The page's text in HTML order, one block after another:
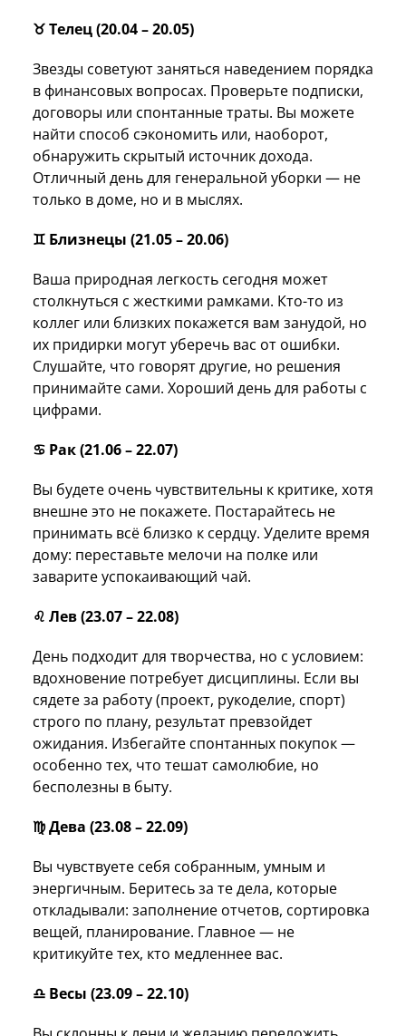
♉️ Телец (20.04 – 20.05)
Звезды советуют заняться наведением порядка
в финансовых вопросах. Проверьте подписки,
договоры или спонтанные траты. Вы можете
найти способ сэкономить или, наоборот,
обнаружить скрытый источник дохода.
Отличный день для генеральной уборки — не
только в доме, но и в мыслях.
♊️ Близнецы (21.05 – 20.06)
Ваша природная легкость сегодня может
столкнуться с жесткими рамками. Кто-то из
коллег или близких покажется вам занудой, но
их придирки могут уберечь вас от ошибки.
Слушайте, что говорят другие, но решения
принимайте сами. Хороший день для работы с
цифрами.
♋️ Рак (21.06 – 22.07)
Вы будете очень чувствительны к критике, хотя
внешне это не покажете. Постарайтесь не
принимать всё близко к сердцу. Уделите время
дому: переставьте мелочи на полке или
заварите успокаивающий чай.
♌️ Лев (23.07 – 22.08)
День подходит для творчества, но с условием:
вдохновение потребует дисциплины. Если вы
сядете за работу (проект, рукоделие, спорт)
строго по плану, результат превзойдет
ожидания. Избегайте спонтанных покупок —
особенно тех, что тешат самолюбие, но
бесполезны в быту.
♍️ Дева (23.08 – 22.09)
Вы чувствуете себя собранным, умным и
энергичным. Беритесь за те дела, которые
откладывали: заполнение отчетов, сортировка
вещей, планирование. Главное — не
критикуйте тех, кто медленнее вас.
♎️ Весы (23.09 – 22.10)